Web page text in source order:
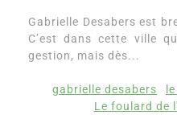
Gabrielle Desabers est
C’est dans cette ville
gestion, mais dès...
gabrielle desabers
Le foulard de